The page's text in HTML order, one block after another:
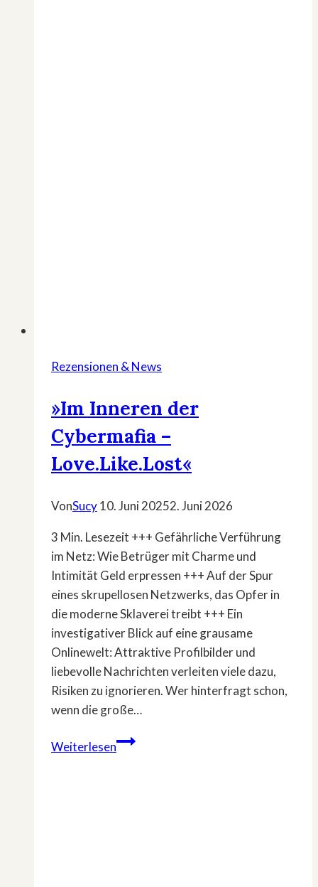
Rezensionen & News
»Im Inneren der
Cybermafia –
Love.Like.Lost«
VonSucy10. Juni 20252. Juni 2026
3 Min. Lesezeit +++ Gefährliche Verführung
im Netz: Wie Betrüger mit Charme und
Intimität Geld erpressen +++ Auf der Spur
eines skrupellosen Netzwerks, das Opfer in
die moderne Sklaverei treibt +++ Ein
investigativer Blick auf eine grausame
Onlinewelt: Attraktive Profilbilder und
liebevolle Nachrichten verleiten viele dazu,
Risiken zu ignorieren. Wer hinterfragt schon,
wenn die große…
Weiterlesen»Im